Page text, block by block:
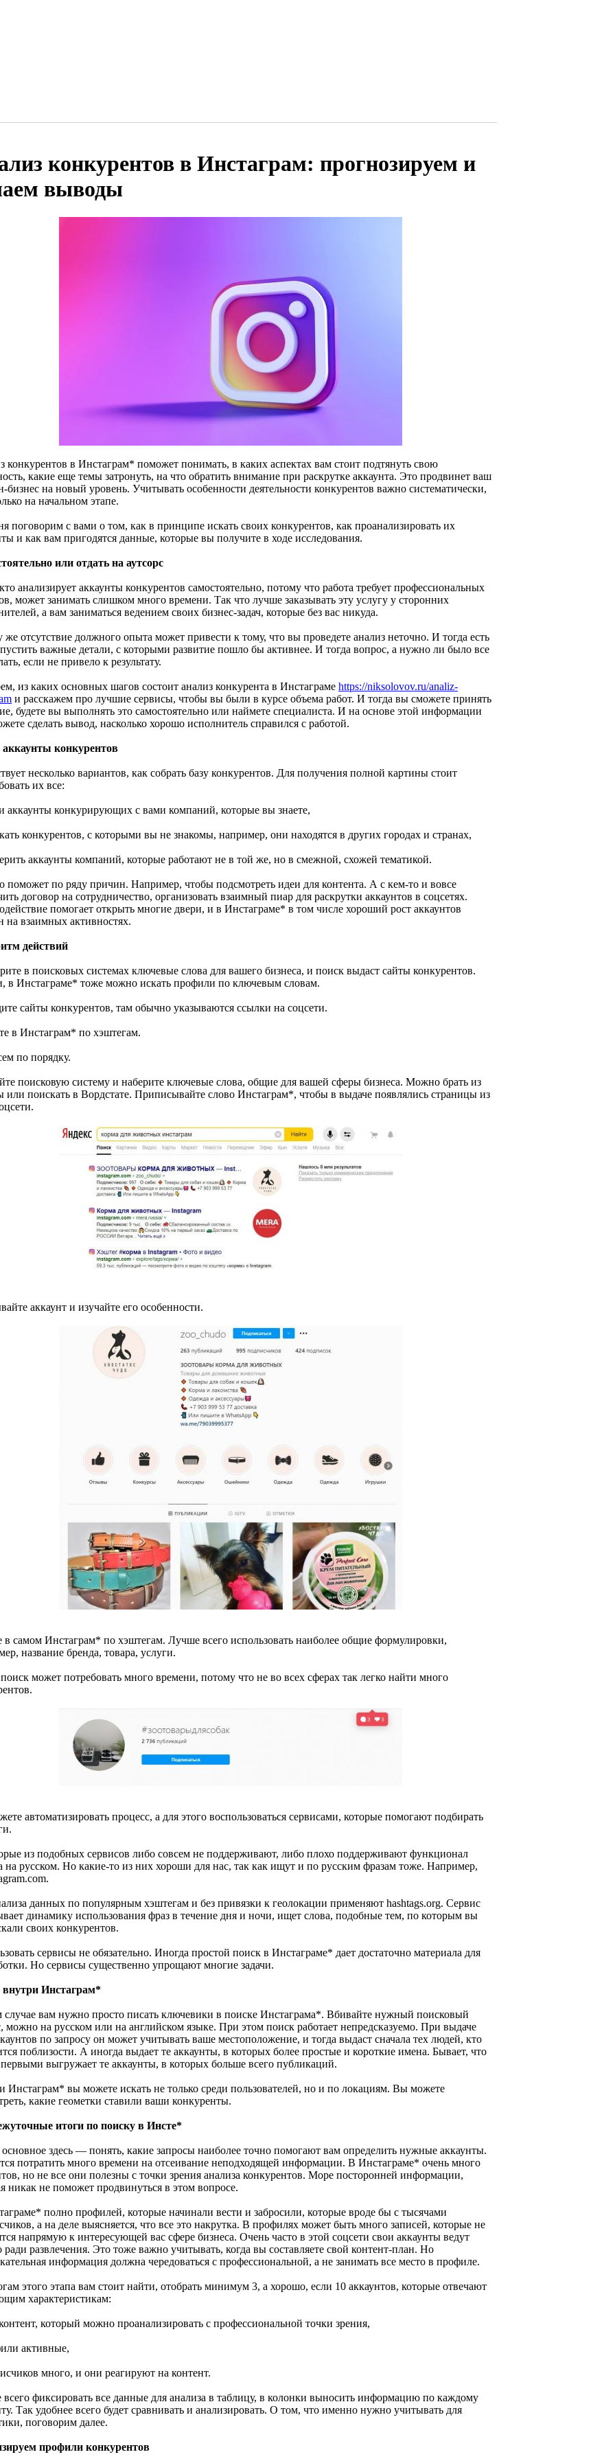
конкурентов в Инстаграм: прогнозируем и
выводы
конкурентов в Инстаграм* поможет понимать, в каких аспектах вам стоит подтянуть свою
какие еще темы затронуть, на что обратить внимание при раскрутке аккаунта. Это продвинет ваш
бизнес на новый уровень. Учитывать особенности деятельности конкурентов важно систематически,
на начальном этапе.
поговорим с вами о том, как в принципе искать своих конкурентов, как проанализировать их
и как вам пригодятся данные, которые вы получите в ходе исследования.
или отдать на аутсорс
анализирует аккаунты конкурентов самостоятельно, потому что работа требует профессиональных
может занимать слишком много времени. Так что лучше заказывать эту услугу у сторонних
а вам заниматься ведением своих бизнес-задач, которые без вас никуда.
же отсутствие должного опыта может привести к тому, что вы проведете анализ неточно. И тогда есть
важные детали, с которыми развитие пошло бы активнее. И тогда вопрос, а нужно ли было все
если не привело к результату.
из каких основных шагов состоит анализ конкурента в Инстаграме https://niksolovov.ru/analiz-
и расскажем про лучшие сервисы, чтобы вы были в курсе объема работ. И тогда вы сможете принять
будете вы выполнять это самостоятельно или наймете специалиста. И на основе этой информации
сделать вывод, насколько хорошо исполнитель справился с работой.
конкурентов
несколько вариантов, как собрать базу конкурентов. Для получения полной картины стоит
их все:
аккаунты конкурирующих с вами компаний, которые вы знаете,
конкурентов, с которыми вы не знакомы, например, они находятся в других городах и странах,
аккаунты компаний, которые работают не в той же, но в смежной, схожей тематикой.
поможет по ряду причин. Например, чтобы подсмотреть идеи для контента. А с кем-то и вовсе
договор на сотрудничество, организовать взаимный пиар для раскрутки аккаунтов в соцсетях.
помогает открыть многие двери, и в Инстаграме* в том числе хороший рост аккаунтов
на взаимных активностях.
действий
в поисковых системах ключевые слова для вашего бизнеса, и поиск выдаст сайты конкурентов.
в Инстаграме* тоже можно искать профили по ключевым словам.
сайты конкурентов, там обычно указываются ссылки на соцсети.
в Инстаграм* по хэштегам.
по порядку.
поисковую систему и наберите ключевые слова, общие для вашей сферы бизнеса. Можно брать из
или поискать в Вордстате. Приписывайте слово Инстаграм*, чтобы в выдаче появлялись страницы из
аккаунт и изучайте его особенности.
самом Инстаграм* по хэштегам. Лучше всего использовать наиболее общие формулировки,
название бренда, товара, услуги.
может потребовать много времени, потому что не во всех сферах так легко найти много
автоматизировать процесс, а для этого воспользоваться сервисами, которые помогают подбирать
из подобных сервисов либо совсем не поддерживают, либо плохо поддерживают функционал
на русском. Но какие-то из них хороши для нас, так как ищут и по русским фразам тоже. Например,
данных по популярным хэштегам и без привязки к геолокации применяют hashtags.org. Сервис
динамику использования фраз в течение дня и ночи, ищет слова, подобные тем, по которым вы
своих конкурентов.
сервисы не обязательно. Иногда простой поиск в Инстаграме* дает достаточно материала для
Но сервисы существенно упрощают многие задачи.
Инстаграм*
случае вам нужно просто писать ключевики в поиске Инстаграма*. Вбивайте нужный поисковый
можно на русском или на английском языке. При этом поиск работает непредсказуемо. При выдаче
по запросу он может учитывать ваше местоположение, и тогда выдаст сначала тех людей, кто
поблизости. А иногда выдает те аккаунты, в которых более простые и короткие имена. Бывает, что
выгружает те аккаунты, в которых больше всего публикаций.
Инстаграм* вы можете искать не только среди пользователей, но и по локациям. Вы можете
какие геометки ставили ваши конкуренты.
итоги по поиску в Инсте*
здесь — понять, какие запросы наиболее точно помогают вам определить нужные аккаунты.
потратить много времени на отсеивание неподходящей информации. В Инстаграме* очень много
но не все они полезны с точки зрения анализа конкурентов. Море посторонней информации,
никак не поможет продвинуться в этом вопросе.
полно профилей, которые начинали вести и забросили, которые вроде бы с тысячами
а на деле выясняется, что все это накрутка. В профилях может быть много записей, которые не
напрямую к интересующей вас сфере бизнеса. Очень часто в этой соцсети свои аккаунты ведут
ради развлечения. Это тоже важно учитывать, когда вы составляете свой контент-план. Но
информация должна чередоваться с профессиональной, а не занимать все место в профиле.
этого этапа вам стоит найти, отобрать минимум 3, а хорошо, если 10 аккаунтов, которые отвечают
характеристикам:
контент, который можно проанализировать с профессиональной точки зрения,
активные,
много, и они реагируют на контент.
фиксировать все данные для анализа в таблицу, в колонки выносить информацию по каждому
Так удобнее всего будет сравнивать и анализировать. О том, что именно нужно учитывать для
поговорим далее.
профили конкурентов